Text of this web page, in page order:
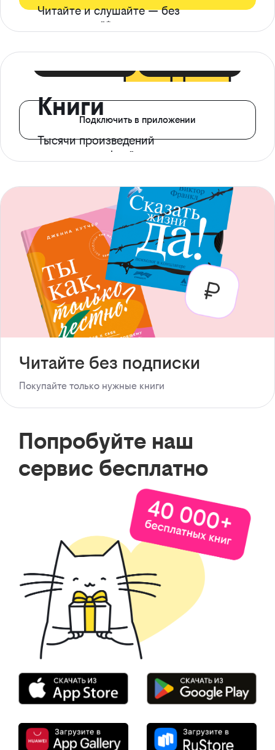
Читайте и слушайте — без
ограничений*
Книги
Тысячи произведений
с доступом офлайн
Подключить в приложении
Читайте без подписки
Покупайте только нужные книги
Попробуйте наш
сервис бесплатно